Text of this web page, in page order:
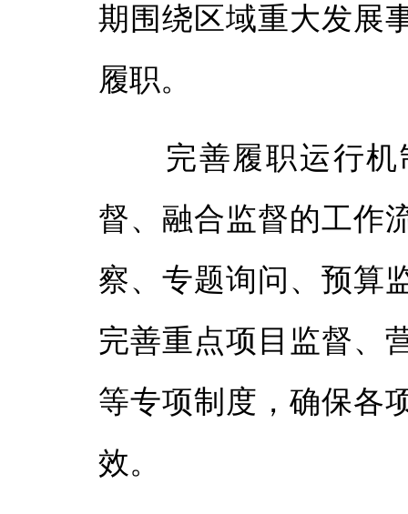
期围绕区域重大发展
履职。
完善履职运行机
督、融合监督的工作
察、专题询问、预算
完善重点项目监督、
等专项制度，确保各
效。